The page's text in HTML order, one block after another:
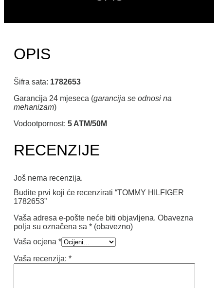
OPIS
Šifra sata: 1782653
Garancija 24 mjeseca (garancija se odnosi na
mehanizam)
Vodootpornost: 5 ATM/50M
RECENZIJE
Još nema recenzija.
Budite prvi koji će recenzirati “TOMMY HILFIGER
1782653”
Vaša adresa e-pošte neće biti objavljena. Obavezna
polja su označena sa * (obavezno)
Vaša ocjena *
Vaša recenzija: *